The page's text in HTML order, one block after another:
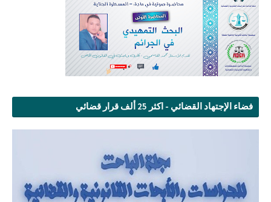
فضاء الإجتهاد القضائي - اكثر 25 ألف قرار قضائي